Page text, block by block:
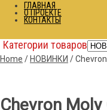
ГЛАВНАЯ
О ПРОЕКТЕ
КОНТАКТЫ
Категории товаров
Home / НОВИНКИ /
Chevron Moly